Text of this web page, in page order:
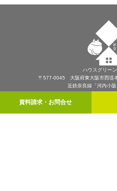
資料請求・お問合せ
ハウスグリー
〒577-0045 大阪府東大阪市西堤
近鉄奈良線「河内小